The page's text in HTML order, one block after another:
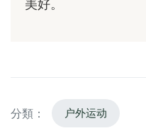
美好。
分類： 户外运动